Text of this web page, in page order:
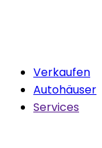
Verkaufen
Autohäuser
Services